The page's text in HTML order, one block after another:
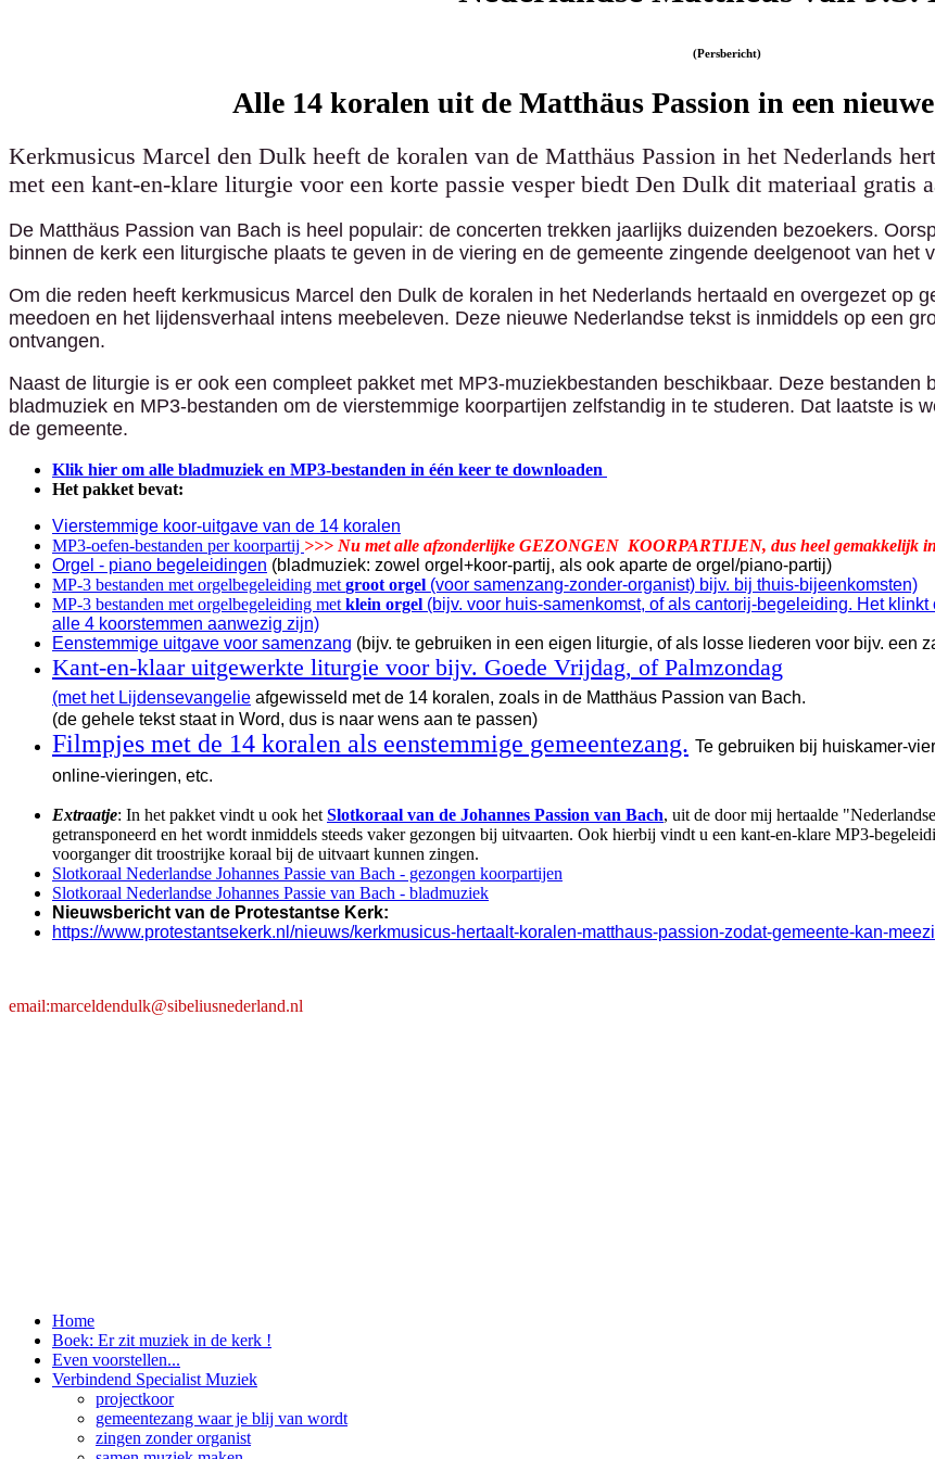
(Persbericht)
Alle 14 koralen uit de Matthäus Passion in een
Kerkmusicus Marcel den Dulk heeft de koralen van de Matthäus Passion in het Nederlands
met een kant-en-klare liturgie voor een korte passie vesper biedt Den Dulk dit materiaal gratis
De Matthäus Passion van Bach is heel populair: de concerten trekken jaarlijks duizenden bezoekers.
binnen de kerk een liturgische plaats te geven in de viering en de gemeente zingende deelgenoot van het
Om die reden heeft kerkmusicus Marcel den Dulk de koralen in het Nederlands hertaald en overgezet op
meedoen en het lijdensverhaal intens meebeleven. Deze nieuwe Nederlandse tekst is inmiddels op een
ontvangen.
Naast de liturgie is er ook een compleet pakket met MP3-muziekbestanden beschikbaar. Deze
bladmuziek en MP3-bestanden om de vierstemmige koorpartijen zelfstandig in te studeren. Dat laatste is
de gemeente.
Klik hier om alle bladmuziek en MP3-bestanden in één keer te downloaden
Het pakket bevat:
Vierstemmige koor-uitgave van de 14 koralen
MP3-oefen-bestanden per koorpartij >>> Nu met alle afzonderlijke GEZONGEN KOORPARTIJEN, dus heel gemakkelijk
Orgel - piano begeleidingen (bladmuziek: zowel orgel+koor-partij, als ook aparte de orgel/piano-partij)
MP-3 bestanden met orgelbegeleiding met groot orgel (voor samenzang-zonder-organist) bijv. bij thuis-bijeenkomsten)
MP-3 bestanden met orgelbegeleiding met klein orgel (bijv. voor huis-samenkomst, of als cantorij-begeleiding. Het
alle 4 koorstemmen aanwezig zijn)
Eenstemmige uitgave voor samenzang (bijv. te gebruiken in een eigen liturgie, of als losse liederen voor bijv. een
Kant-en-klaar uitgewerkte liturgie voor bijv. Goede Vrijdag, of Palmzondag
(met het Lijdensevangelie afgewisseld met de 14 koralen, zoals in de Matthäus Passion van Bach.
(de gehele tekst staat in Word, dus is naar wens aan te passen)
Filmpjes met de 14 koralen als eenstemmige gemeentezang. Te gebruiken bij huiskamer-
online-vieringen, etc.
Extraatje: In het pakket vindt u ook het Slotkoraal van de Johannes Passion van Bach, uit de door mij hertaalde
getransponeerd en het wordt inmiddels steeds vaker gezongen bij uitvaarten. Ook hierbij vindt u een kant-en-klare MP3-
voorganger dit troostrijke koraal bij de uitvaart kunnen zingen.
Slotkoraal Nederlandse Johannes Passie van Bach - gezongen koorpartijen
Slotkoraal Nederlandse Johannes Passie van Bach - bladmuziek
Nieuwsbericht van de Protestantse Kerk:
https://www.protestantsekerk.nl/nieuws/kerkmusicus-hertaalt-koralen-matthaus-passion-zodat-gemeente-kan-
email:marceldendulk@sibeliusnederland.nl
Home
Boek: Er zit muziek in de kerk !
Even voorstellen...
Verbindend Specialist Muziek
projectkoor
gemeentezang waar je blij van wordt
zingen zonder organist